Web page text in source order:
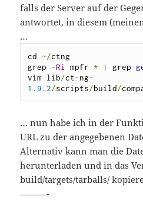
falls der Server auf der
antwortet, in diesem
…
cd ~/ctng
grep -Ri mpfr * | grep
vim lib/ct-ng-
1.9 . 2/scripts/build/
… nun habe ich in der
URL zu der angegebenen
Alternativ kann man die
herunterladen und in das
build/targets/tarballs/
———-